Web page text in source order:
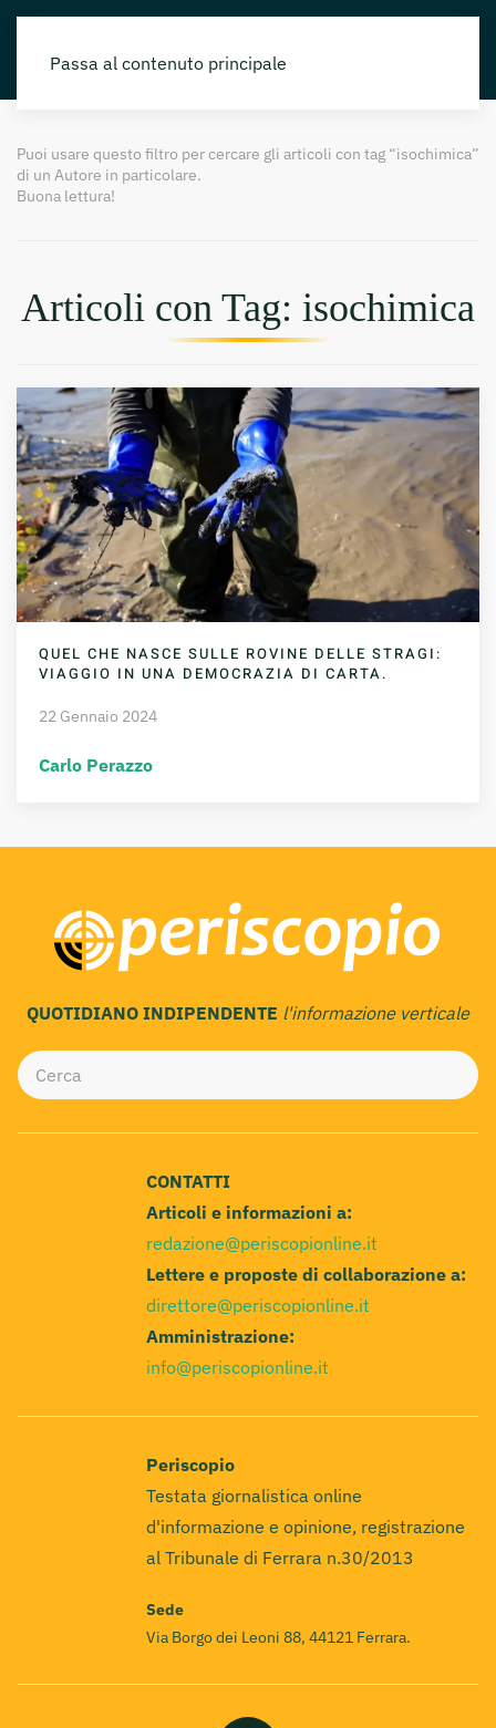
Passa al contenuto principale
Puoi usare questo filtro per cercare gli articoli con tag “isochimica”
di un Autore in particolare.
Buona lettura!
Articoli con Tag: isochimica
QUEL CHE NASCE SULLE ROVINE DELLE STRAGI:
VIAGGIO IN UNA DEMOCRAZIA DI CARTA.
22 Gennaio 2024
Carlo Perazzo
QUOTIDIANO INDIPENDENTE l'informazione verticale
CONTATTI
Articoli e informazioni a:
redazione@periscopionline.it
Lettere e proposte di collaborazione a:
direttore@periscopionline.it
Amministrazione:
info@periscopionline.it
Periscopio
Testata giornalistica online
d'informazione e opinione, registrazione
al Tribunale di Ferrara n.30/2013
Sede
Via Borgo dei Leoni 88, 44121 Ferrara.